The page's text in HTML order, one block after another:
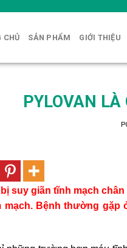
CHỦ SẢN PHẨM GIỚI THIỆU
PYLOVAN
suy giãn tĩnh mạch
mạch. Bệnh thường